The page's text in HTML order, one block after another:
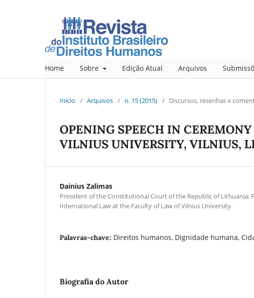
Home Sobre Edição Atual Arquivos
Início / Arquivos / n. 15 (2015) / Discursos, resenhas e
OPENING SPEECH IN
VILNIUS UNIVERSITY, VILNIUS,
Dainius Zalimas
President of the Constitutional Court of the Republic of Lithuania;
International Law at the Faculty of Law of Vilnius University.
Palavras-chave: Direitos humanos, Dignidade humana,
Biografia do Autor